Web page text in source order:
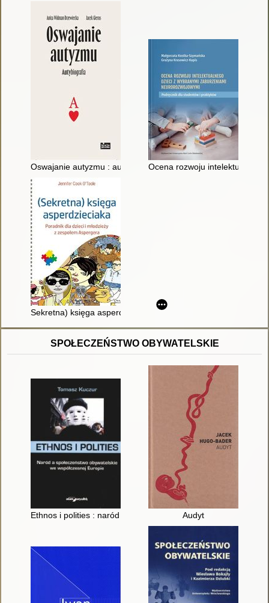
Oswajanie autyzmu : autybiografiaOcena rozwoju
Sekretna) księga asperdzieciaka : poradnik dla dzieci i
SPOŁECZEŃSTWO OBYWATELSKIE
Ethnos i polities : naród a społeczeństwo obywatelskie we
Audyt